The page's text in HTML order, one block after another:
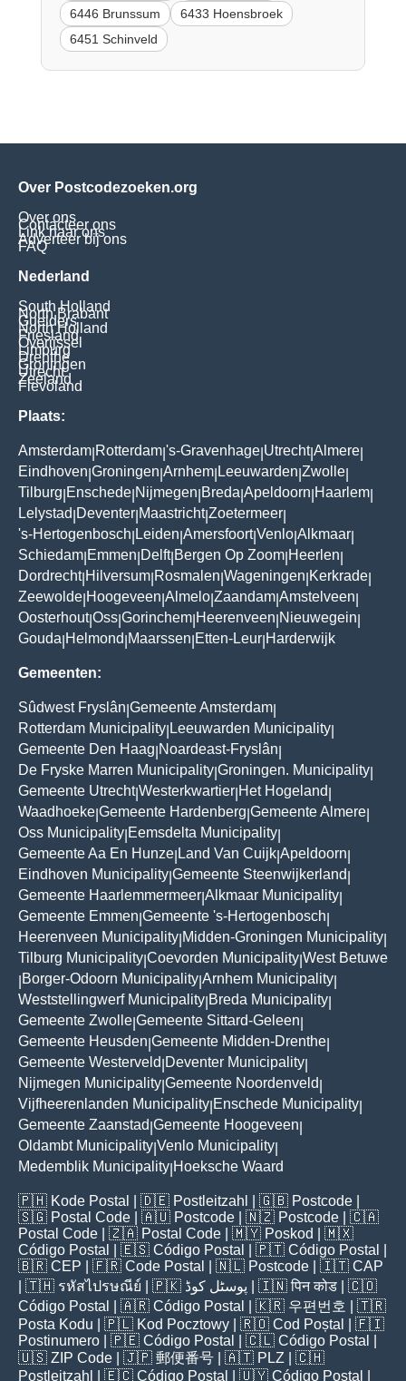
6446 Brunssum
6433 Hoensbroek
6451 Schinveld
Over Postcodezoeken.org
Over ons
Contacteer ons
Link naar ons
Adverteer bij ons
FAQ
Nederland
South Holland
North Brabant
Guelders
North Holland
Friesland
Overijssel
Limburg
Drenthe
Groningen
Utrecht
Zeeland
Flevoland
Plaats:
Amsterdam Rotterdam 's-Gravenhage Utrecht|Almere
Eindhoven Groningen Arnhem Leeuwarden Zwolle
Tilburg Enschede Nijmegen Breda Apeldoorn Haarlem
Lelystad Deventer Maastricht|Zoetermeer
's-Hertogenbosch Leiden Amersfoort|Venlo Alkmaar
Schiedam Emmen Delft| Bergen Op Zoom Heerlen
Dordrecht| Hilversum Rosmalen Wageningen Kerkrade
Zeewolde Hoogeveen Almelo Zaandam Amstelveen
Oosterhout|Oss Gorinchem Heerenveen Nieuwegein
Gouda Helmond Maarssen Etten-Leur Harderwijk
Gemeenten:
Sûdwest Fryslân Gemeente Amsterdam
Rotterdam Municipality Leeuwarden Municipality
Gemeente Den Haag Noardeast-Fryslân
De Fryske Marren Municipality Groningen. Municipality
Gemeente Utrecht|Westerkwartier Het Hogeland
Waadhoeke Gemeente Hardenberg Gemeente Almere
Oss Municipality Eemsdelta Municipality
Gemeente Aa En Hunze Land Van Cuijk Apeldoorn
Eindhoven Municipality Gemeente Steenwijkerland
Gemeente Haarlemmermeer Alkmaar Municipality
Gemeente Emmen Gemeente 's-Hertogenbosch
Heerenveen Municipality Midden-Groningen Municipality
Tilburg Municipality Coevorden Municipality West Betuwe
Borger-Odoorn Municipality Arnhem Municipality
Weststellingwerf Municipality Breda Municipality
Gemeente Zwolle Gemeente Sittard-Geleen
Gemeente Heusden Gemeente Midden-Drenthe
Gemeente Westerveld Deventer Municipality
Nijmegen Municipality Gemeente Noordenveld
Vijfheerenlanden Municipality Enschede Municipality
Gemeente Zaanstad Gemeente Hoogeveen
Oldambt Municipality Venlo Municipality
Medemblik Municipality Hoeksche Waard
🇵🇭 Kode Postal | 🇩🇪 Postleitzahl | 🇬🇧 Postcode
🇸🇬 Postal Code | 🇦🇺 Postcode | 🇳🇿 Postcode | 🇨🇦
Postal Code | 🇿🇦 Postal Code | 🇲🇾 Poskod
| 🇲🇽
Código Postal
| 🇪🇸 Código Postal | 🇵🇹 Código Postal
🇧🇷 CEP | 🇫🇷 Code Postal | 🇳🇱 Postcode | 🇮🇹 CAP
| 🇹🇭 รหัสไปรษณีย์ | 🇵🇰 پوسٹل کوڈ | 🇮🇳पिन कोड | 🇨🇴
Código Postal
| 🇦🇷 Código Postal | 🇰🇷 우편번호
| 🇹🇷
Posta Kodu | 🇵🇱 Kod Pocztowy | 🇷🇴 Cod Poștal
| 🇫🇮
Postinumero | 🇵🇪 Código Postal | 🇨🇱 Código Postal
🇺🇸 ZIP Code | 🇯🇵 郵便番号 | 🇦🇹 PLZ | 🇨🇭
Postleitzahl
| 🇪🇨 Código Postal | 🇺🇾 Código Postal